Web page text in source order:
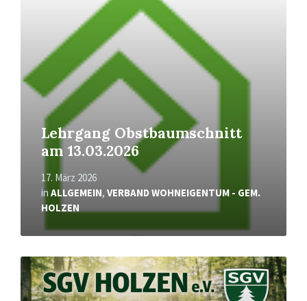
Lehrgang Obstbaumschnitt
am 13.03.2026
17. März 2026
in ALLGEMEIN, VERBAND WOHNEIGENTUM - GEM.
HOLZEN
Mehr
erfahren